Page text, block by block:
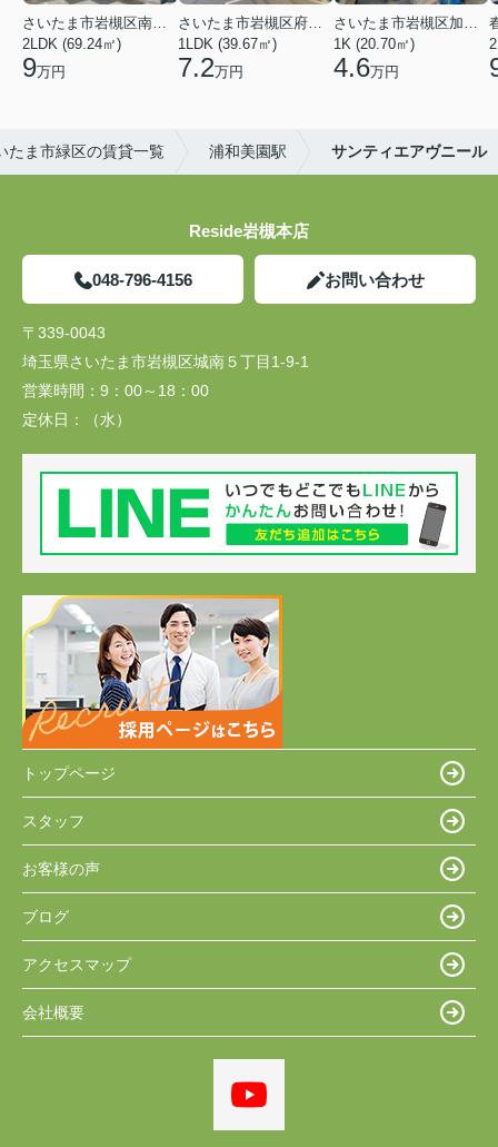
さいたま市岩槻区南平野４丁目
2LDK (69.24㎡)
9万円
さいたま市岩槻区府内１丁目
1LDK (39.67㎡)
7.2万円
さいたま市岩槻区加倉１丁目
1K (20.70㎡)
4.6万円
たま市緑区の賃貸一覧 浦和美園駅 サンティエアヴニール
Reside岩槻本店
048-796-4156 お問い合わせ
〒339-0043
埼玉県さいたま市岩槻区城南５丁目1-9-1
営業時間： 9：00～18：00
定休日：
（水）
トップページ
スタッフ
お客様の声
ブログ
アクセスマップ
会社概要